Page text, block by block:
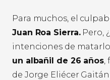
Para muchos, el
Juan Roa Sierra.Pero,
intenciones de
un albañil de 26 años,
de Jorge Eliécer